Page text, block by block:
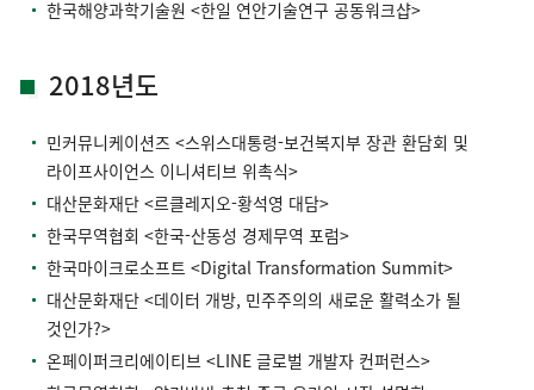
한국해양과학기술원 <한일 연안기술연구 공동워크샵>
2018년도
민커뮤니케이션즈 <스위스대통령-보건복지부 장관 환담회 및
라이프사이언스 이니셔티브 위촉식>
대산문화재단 <르클레지오-황석영 대담>
한국무역협회 <한국-산동성 경제무역 포럼>
한국마이크로소프트 <Digital Transformation Summit>
대산문화재단 <데이터 개방, 민주주의의 새로운 활력소가 될
것인가?>
온페이퍼크리에이티브 <LINE 글로벌 개발자 컨퍼런스>